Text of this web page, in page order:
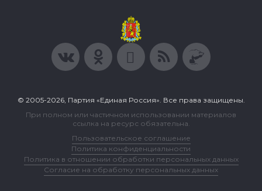
© 2005-2026, Партия «Единая Россия». Все права защищены.
При полном или частичном использовании материалов
ссылка на ресурс обязательна.
Пользовательское соглашение
Политика конфиденциальности
Политика в отношении обработки персональных данных
Согласие на обработку персональных данных